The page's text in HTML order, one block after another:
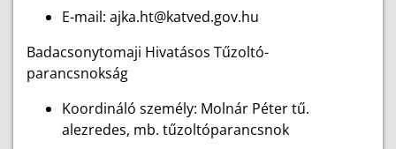
E-mail: ajka.ht@katved.gov.hu
Badacsonytomaji Hivatásos Tűzoltó-
parancsnokság
Koordináló személy: Molnár Péter tű.
alezredes, mb. tűzoltóparancsnok